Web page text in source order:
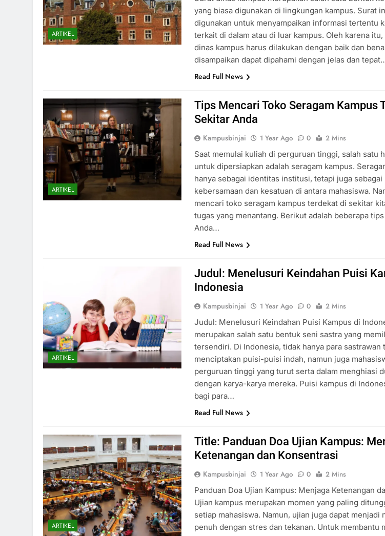
ARTIKEL
yang biasa digunakan di lingkungan kampus. Surat
digunakan untuk menyampaikan informasi tertentu
terkait di dalam atau di luar kampus. Oleh karena
dinas kampus harus dilakukan dengan baik dan
disampaikan dapat dipahami dengan jelas dan
Read Full News
ARTIKEL
Tips Mencari Toko Seragam Kampus
Sekitar Anda
Kampusbinjai 1 Year Ago 0
2 Mins
Saat memulai kuliah di perguruan tinggi, salah satu
untuk dipersiapkan adalah seragam kampus.
hanya sebagai identitas institusi, tetapi juga sebagai
kebersamaan dan kesatuan di antara mahasiswa.
mencari toko seragam kampus terdekat di sekitar
tugas yang menantang. Berikut adalah beberapa
Anda…
Read Full News
ARTIKEL
Judul: Menelusuri Keindahan Puisi
Indonesia
Kampusbinjai 1 Year Ago 0
2 Mins
Judul: Menelusuri Keindahan Puisi Kampus di
merupakan salah satu bentuk seni sastra yang
tersendiri. Di Indonesia, tidak hanya para sastrawan
menciptakan puisi-puisi indah, namun juga
perguruan tinggi yang turut serta dalam menghiasi
dengan karya-karya mereka. Puisi kampus di
bagi para…
Read Full News
ARTIKEL
Title: Panduan Doa Ujian Kampus:
Ketenangan dan Konsentrasi
Kampusbinjai 1 Year Ago 0
2 Mins
Panduan Doa Ujian Kampus: Menjaga Ketenangan
Ujian kampus merupakan momen yang paling
setiap mahasiswa. Namun, ujian juga dapat menjadi
penuh dengan stres dan tekanan. Untuk membantu